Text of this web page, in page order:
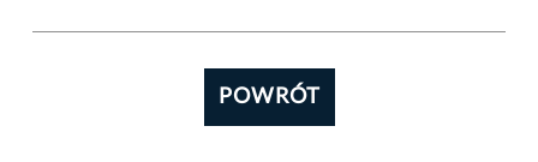
POWRÓT